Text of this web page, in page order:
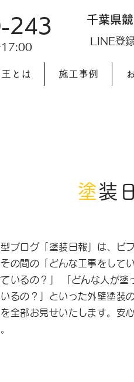
243
17:00
千葉県
LINE登
とは 施工事例
塗装
型ブログ「塗装日報」は、ビ
の間の「どんな工事をして
いるの？」 「どんな人が塗
るの？」といった外壁塗装
全部お見せいたします。安